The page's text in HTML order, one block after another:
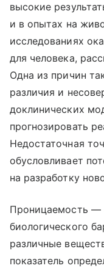
высокие
и в опытах на
исследованиях
для человека,
Одна из причин
различия и
доклинических
прогнозировать
Недостаточная
обусловливает
на разработку
Проницаемость —
биологического
различные
показатель